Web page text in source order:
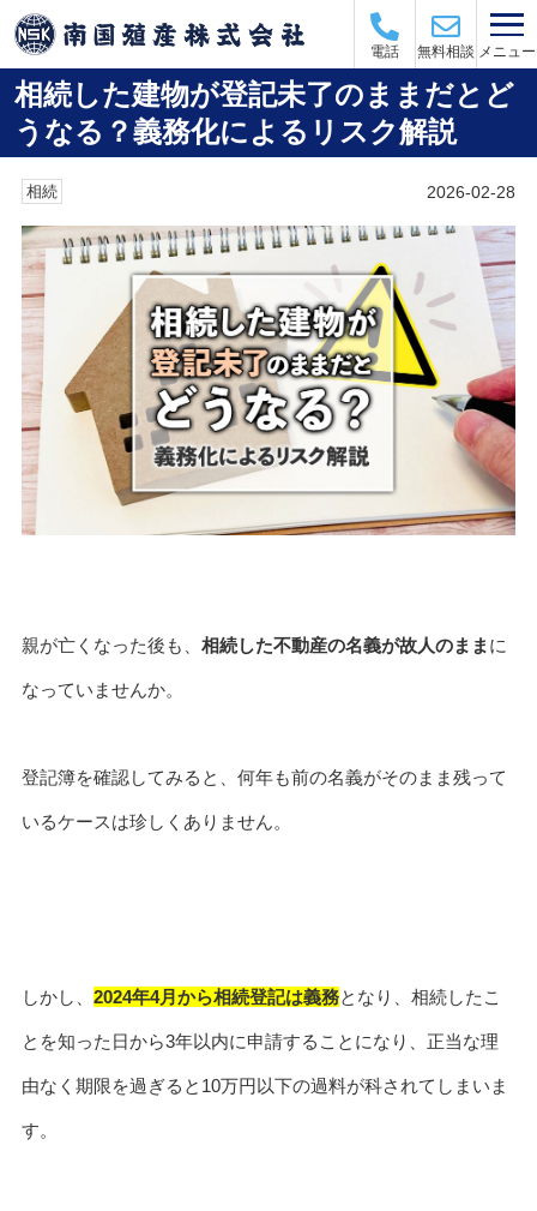
電話 無料相談 メニュー
相続した建物が登記未了のままだとど
うなる？義務化によるリスク解説
相続 2026-02-28
親が亡くなった後も、 相続した不動産の名義が故人のまま に
なっていませんか。
登記簿を確認してみると、何年も前の名義がそのまま残って
いるケースは珍しくありません。
しかし、 2024年4月から相続登記は義務となり、相続したこ
とを知った日から3年以内に申請することになり、正当な理
由なく期限を過ぎると10万円以下の過料が科されてしまいま
す。